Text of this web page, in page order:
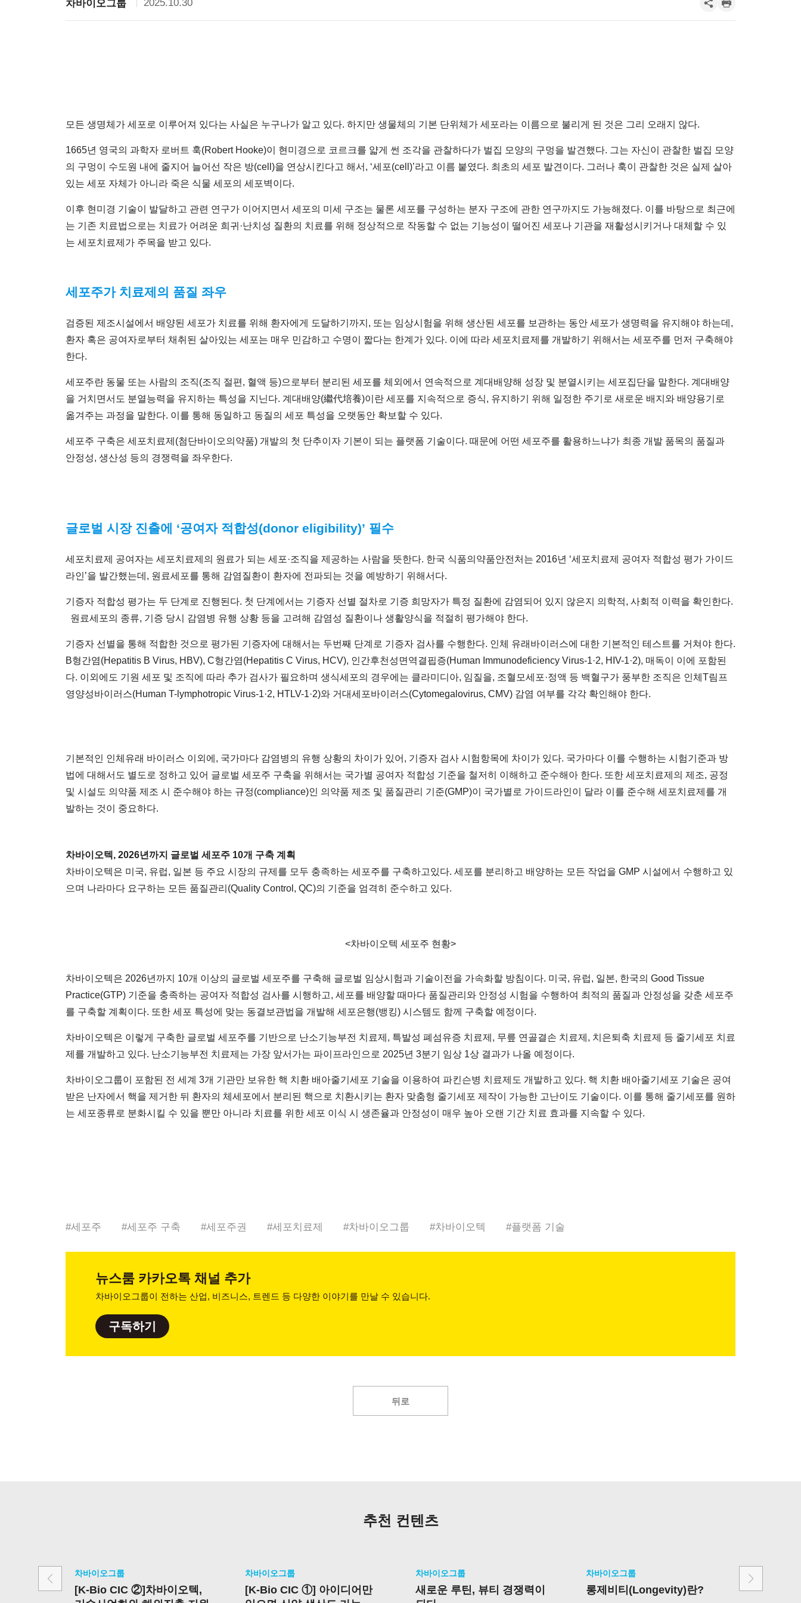
차바이오그룹 2025.10.30
모든 생명체가 세포로 이루어져 있다는 사실은 누구나가 알고 있다. 하지만 생물체의 기본 단위체가 세포라는 이름으로 불리게 된 것은 그리 오래지 않다.
1665년 영국의 과학자 로버트 훅(Robert Hooke)이 현미경으로 코르크를 얇게 썬 조각을 관찰하다가 벌집 모양의 구멍을 발견했다. 그는 자신이 관찰한 벌집 모양
의 구멍이 수도원 내에 줄지어 늘어선 작은 방(cell)을 연상시킨다고 해서, ‘세포(cell)’라고 이름 붙였다. 최초의 세포 발견이다. 그러나 훅이 관찰한 것은 실제 살아
있는 세포 자체가 아니라 죽은 식물 세포의 세포벽이다.
이후 현미경 기술이 발달하고 관련 연구가 이어지면서 세포의 미세 구조는 물론 세포를 구성하는 분자 구조에 관한 연구까지도 가능해졌다. 이를 바탕으로 최근에
는 기존 치료법으로는 치료가 어려운 희귀·난치성 질환의 치료를 위해 정상적으로 작동할 수 없는 기능성이 떨어진 세포나 기관을 재활성시키거나 대체할 수 있
는 세포치료제가 주목을 받고 있다.
세포주가 치료제의 품질 좌우
검증된 제조시설에서 배양된 세포가 치료를 위해 환자에게 도달하기까지, 또는 임상시험을 위해 생산된 세포를 보관하는 동안 세포가 생명력을 유지해야 하는데,
환자 혹은 공여자로부터 채취된 살아있는 세포는 매우 민감하고 수명이 짧다는 한계가 있다. 이에 따라 세포치료제를 개발하기 위해서는 세포주를 먼저 구축해야
한다.
세포주란 동물 또는 사람의 조직(조직 절편, 혈액 등)으로부터 분리된 세포를 체외에서 연속적으로 계대배양해 성장 및 분열시키는 세포집단을 말한다. 계대배양
을 거치면서도 분열능력을 유지하는 특성을 지닌다. 계대배양(繼代培養)이란 세포를 지속적으로 증식, 유지하기 위해 일정한 주기로 새로운 배지와 배양용기로
옮겨주는 과정을 말한다. 이를 통해 동일하고 동질의 세포 특성을 오랫동안 확보할 수 있다.
세포주 구축은 세포치료제(첨단바이오의약품) 개발의 첫 단추이자 기본이 되는 플랫폼 기술이다. 때문에 어떤 세포주를 활용하느냐가 최종 개발 품목의 품질과
안정성, 생산성 등의 경쟁력을 좌우한다.
글로벌 시장 진출에 ‘공여자 적합성(donor eligibility)’ 필수
세포치료제 공여자는 세포치료제의 원료가 되는 세포·조직을 제공하는 사람을 뜻한다. 한국 식품의약품안전처는 2016년 ‘세포치료제 공여자 적합성 평가 가이드
라인’을 발간했는데, 원료세포를 통해 감염질환이 환자에 전파되는 것을 예방하기 위해서다.
기증자 적합성 평가는 두 단계로 진행된다. 첫 단계에서는 기증자 선별 절차로 기증 희망자가 특정 질환에 감염되어 있지 않은지 의학적, 사회적 이력을 확인한다.
원료세포의 종류, 기증 당시 감염병 유행 상황 등을 고려해 감염성 질환이나 생활양식을 적절히 평가해야 한다.
기증자 선별을 통해 적합한 것으로 평가된 기증자에 대해서는 두번째 단계로 기증자 검사를 수행한다. 인체 유래바이러스에 대한 기본적인 테스트를 거쳐야 한다.
B형간염(Hepatitis B Virus, HBV), C형간염(Hepatitis C Virus, HCV), 인간후천성면역결핍증(Human Immunodeficiency Virus-1·2, HIV-1·2), 매독이 이에 포함된
다. 이외에도 기원 세포 및 조직에 따라 추가 검사가 필요하며 생식세포의 경우에는 클라미디아, 임질을, 조혈모세포·정액 등 백혈구가 풍부한 조직은 인체T림프
영양성바이러스(Human T-lymphotropic Virus-1·2, HTLV-1·2)와 거대세포바이러스(Cytomegalovirus, CMV) 감염 여부를 각각 확인해야 한다.
기본적인 인체유래 바이러스 이외에, 국가마다 감염병의 유행 상황의 차이가 있어, 기증자 검사 시험항목에 차이가 있다. 국가마다 이를 수행하는 시험기준과 방
법에 대해서도 별도로 정하고 있어 글로벌 세포주 구축을 위해서는 국가별 공여자 적합성 기준을 철저히 이해하고 준수해아 한다. 또한 세포치료제의 제조, 공정
및 시설도 의약품 제조 시 준수해야 하는 규정(compliance)인 의약품 제조 및 품질관리 기준(GMP)이 국가별로 가이드라인이 달라 이를 준수해 세포치료제를 개
발하는 것이 중요하다.
차바이오텍, 2026년까지 글로벌 세포주 10개 구축 계획
차바이오텍은 미국, 유럽, 일본 등 주요 시장의 규제를 모두 충족하는 세포주를 구축하고있다. 세포를 분리하고 배양하는 모든 작업을 GMP 시설에서 수행하고 있
으며 나라마다 요구하는 모든 품질관리(Quality Control, QC)의 기준을 엄격히 준수하고 있다.
<차바이오텍 세포주 현황>
차바이오텍은 2026년까지 10개 이상의 글로벌 세포주를 구축해 글로벌 임상시험과 기술이전을 가속화할 방침이다. 미국, 유럽, 일본, 한국의 Good Tissue
Practice(GTP) 기준을 충족하는 공여자 적합성 검사를 시행하고, 세포를 배양할 때마다 품질관리와 안정성 시험을 수행하여 최적의 품질과 안정성을 갖춘 세포주
를 구축할 계획이다. 또한 세포 특성에 맞는 동결보관법을 개발해 세포은행(뱅킹) 시스템도 함께 구축할 예정이다.
차바이오텍은 이렇게 구축한 글로벌 세포주를 기반으로 난소기능부전 치료제, 특발성 폐섬유증 치료제, 무릎 연골결손 치료제, 치은퇴축 치료제 등 줄기세포 치료
제를 개발하고 있다. 난소기능부전 치료제는 가장 앞서가는 파이프라인으로 2025년 3분기 임상 1상 결과가 나올 예정이다.
차바이오그룹이 포함된 전 세계 3개 기관만 보유한 핵 치환 배아줄기세포 기술을 이용하여 파킨슨병 치료제도 개발하고 있다. 핵 치환 배아줄기세포 기술은 공여
받은 난자에서 핵을 제거한 뒤 환자의 체세포에서 분리된 핵으로 치환시키는 환자 맞춤형 줄기세포 제작이 가능한 고난이도 기술이다. 이를 통해 줄기세포를 원하
는 세포종류로 분화시킬 수 있을 뿐만 아니라 치료를 위한 세포 이식 시 생존율과 안정성이 매우 높아 오랜 기간 치료 효과를 지속할 수 있다.
#세포주 #세포주 구축 #세포주권 #세포치료제 #차바이오그룹 #차바이오텍 #플랫폼 기술
뉴스룸 카카오톡 채널 추가
차바이오그룹이 전하는 산업, 비즈니스, 트렌드 등 다양한 이야기를 만날 수 있습니다.
구독하기
뒤로
추천 컨텐츠
차바이오그룹
[K-Bio CIC ②]차바이오텍,
차바이오그룹
[K-Bio CIC ①] 아이디어만
차바이오그룹
새로운 루틴, 뷰티 경쟁력이
차바이오그룹
롱제비티(Longevity)란?
[C레벨